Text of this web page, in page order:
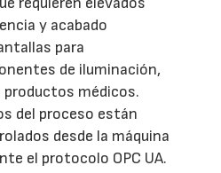
y acabado
para
de iluminación,
médicos.
del proceso están
desde la máquina
el protocolo OPC UA.